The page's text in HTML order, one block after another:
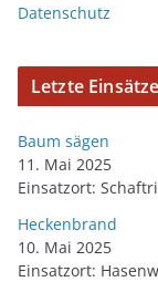
Datenschutz
Letzte Einsätze
Baum sägen
11. Mai 2025
Einsatzort:
Heckenbrand
10. Mai 2025
Einsatzort: